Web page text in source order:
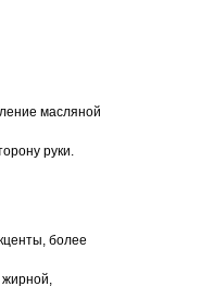
масляной
руки.
более
жирной,